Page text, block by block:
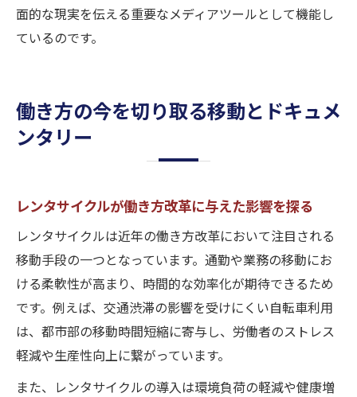
面的な現実を伝える重要なメディアツールとして機能し
ているのです。
働き方の今を切り取る移動とドキュメ
ンタリー
レンタサイクルが働き方改革に与えた影響を探る
レンタサイクルは近年の働き方改革において注目される
移動手段の一つとなっています。通勤や業務の移動にお
ける柔軟性が高まり、時間的な効率化が期待できるため
です。例えば、交通渋滞の影響を受けにくい自転車利用
は、都市部の移動時間短縮に寄与し、労働者のストレス
軽減や生産性向上に繋がっています。
また、レンタサイクルの導入は環境負荷の軽減や健康増